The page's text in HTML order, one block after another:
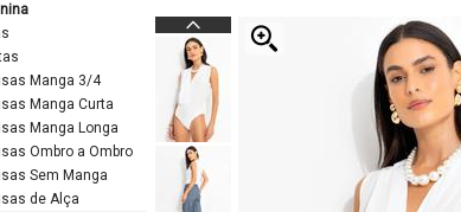
Manga 3/4
Manga Curta
Manga Longa
Ombro a Ombro
Sem Manga
de Alça